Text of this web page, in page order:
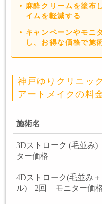
麻酔クリームを塗布
イムを軽減する
キャンペーンやモニ
し、お得な価格で施
神戸ゆりクリニック
アートメイクの料
施術名
3Dストローク (毛並
ター価格
4Dストローク(毛並み
ル) 2回 モニター価